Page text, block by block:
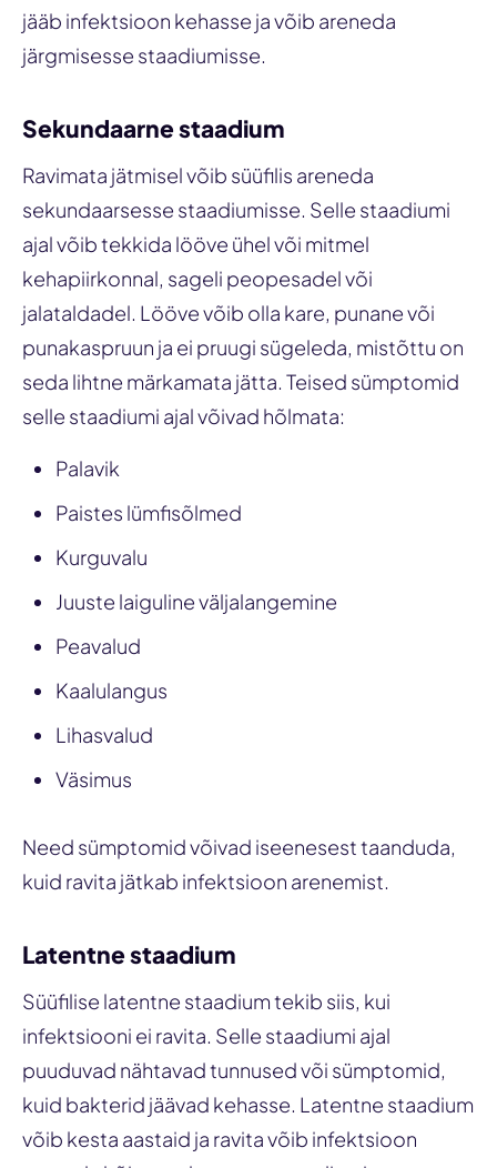
jääb infektsioon kehasse ja võib areneda
järgmisesse staadiumisse.
Sekundaarne staadium
Ravimata jätmisel võib süüfilis areneda
sekundaarsesse staadiumisse. Selle staadiumi
ajal võib tekkida lööve ühel või mitmel
kehapiirkonnal, sageli peopesadel või
jalataldadel. Lööve võib olla kare, punane või
punakaspruun ja ei pruugi sügeleda, mistõttu on
seda lihtne märkamata jätta. Teised sümptomid
selle staadiumi ajal võivad hõlmata:
Palavik
Paistes lümfisõlmed
Kurguvalu
Juuste laiguline väljalangemine
Peavalud
Kaalulangus
Lihasvalud
Väsimus
Need sümptomid võivad iseenesest taanduda,
kuid ravita jätkab infektsioon arenemist.
Latentne staadium
Süüfilise latentne staadium tekib siis, kui
infektsiooni ei ravita. Selle staadiumi ajal
puuduvad nähtavad tunnused või sümptomid,
kuid bakterid jäävad kehasse. Latentne staadium
võib kesta aastaid ja ravita võib infektsioon